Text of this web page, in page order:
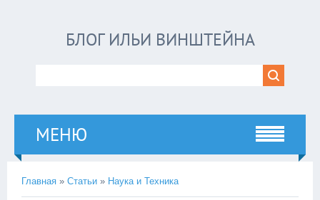
БЛОГ ИЛЬИ ВИНШТЕЙНА
МЕНЮ
Главная » Статьи » Наука и Техника